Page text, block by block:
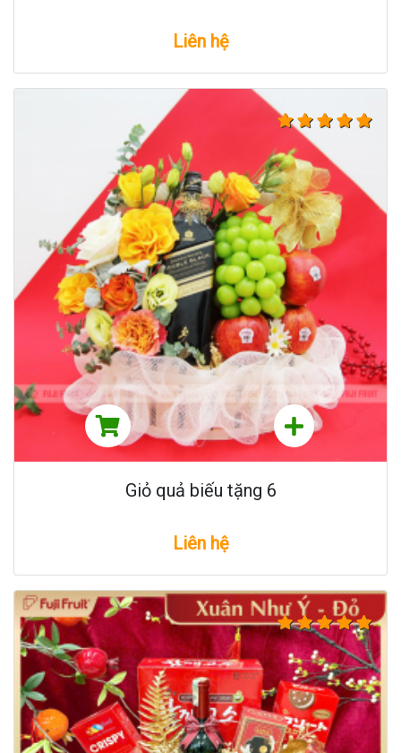
Liên hệ
Giỏ quả biếu tặng 6
Liên hệ